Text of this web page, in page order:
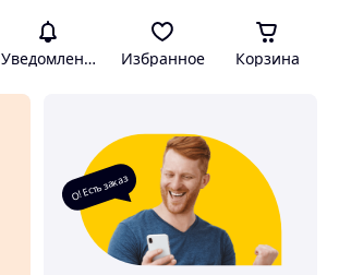
Уведомления Избранное Корзина
О! Есть заказ